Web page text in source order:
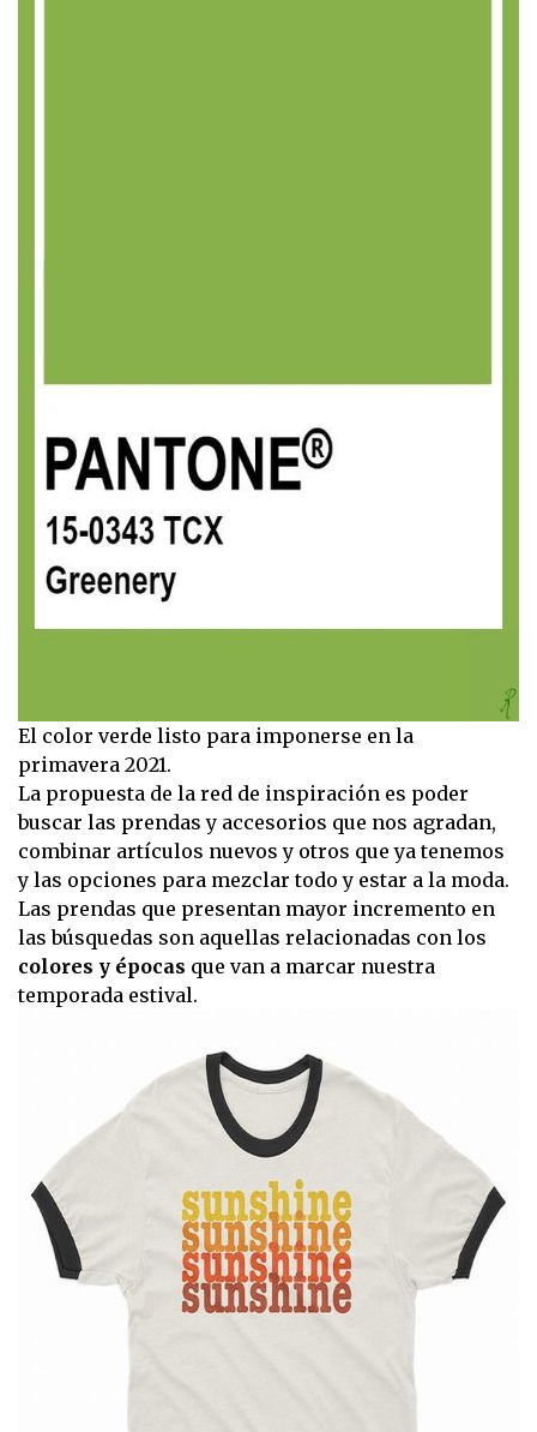
El color verde listo para imponerse en la
primavera 2021.
La propuesta de la red de inspiración es poder
buscar las prendas y accesorios que nos agradan,
combinar artículos nuevos y otros que ya tenemos
y las opciones para mezclar todo y estar a la moda.
Las prendas que presentan mayor incremento en
las búsquedas son aquellas relacionadas con los
colores y épocas que van a marcar nuestra
temporada estival.